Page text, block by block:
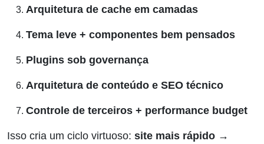
Arquitetura de cache em camadas
Tema leve + componentes bem pensados
Plugins sob governança
Arquitetura de conteúdo e SEO técnico
Controle de terceiros + performance budget
Isso cria um ciclo virtuoso: site mais rápido →